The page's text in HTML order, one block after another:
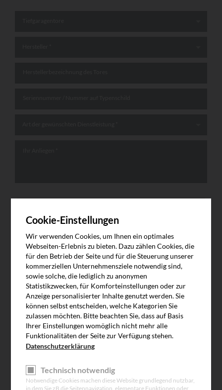
Zulässige Dateierweiterungen: png, gif, jpg, pdf
Um eine rasche Bearbeitung Ihrer Anfrage zu gewährleisten,
bitten wir Sie ein Bild Ihres Typenschildes, Ihres Tores, des
aufgetretenen Schadens oder sonstige ergänzende Infos
mitzusenden.
Anrede*
Anrede *
Cookie-Einstellungen
Wir verwenden Cookies, um Ihnen ein optimales
Webseiten-Erlebnis zu bieten. Dazu zählen Cookies, die
für den Betrieb der Seite und für die Steuerung unserer
kommerziellen Unternehmensziele notwendig sind,
sowie solche, die lediglich zu anonymen
Statistikzwecken, für Komforteinstellungen oder zur
Anzeige personalisierter Inhalte genutzt werden. Sie
können selbst entscheiden, welche Kategorien Sie
zulassen möchten. Bitte beachten Sie, dass auf Basis
Ihrer Einstellungen womöglich nicht mehr alle
Funktionalitäten der Seite zur Verfügung stehen.
Datenschutzerklärung
Technisch notwendig
Notwendige Cookies machen diese Website grundlegend nutzbar,
in dem Sie zB die Seitennavigation, elementare Funktionen oder